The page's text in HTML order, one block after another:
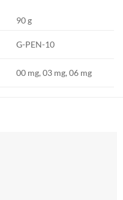
90 g
G-PEN-10
00 mg, 03 mg, 06 mg